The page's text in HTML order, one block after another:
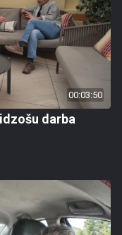
00:03:50
darba